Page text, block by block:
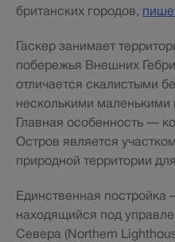
британских городов,
Гаскер занимает
побережья Внешних
отличается скалистыми
несколькими
Главная особенность —
Остров является
природной территории
Единственная постройка
находящийся под
Севера (Northern